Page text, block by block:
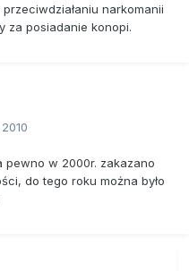
narkomanii
za posiadanie konopi.
pewno w 2000r. zakazano
do tego roku można było